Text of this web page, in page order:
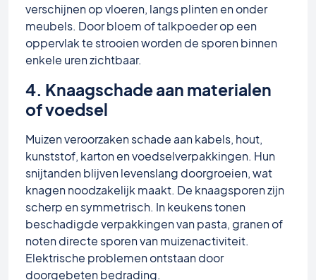
verschijnen op vloeren, langs plinten en onder
meubels. Door bloem of talkpoeder op een
oppervlak te strooien worden de sporen binnen
enkele uren zichtbaar.
4. Knaagschade aan materialen
of voedsel
Muizen veroorzaken schade aan kabels, hout,
kunststof, karton en voedselverpakkingen. Hun
snijtanden blijven levenslang doorgroeien, wat
knagen noodzakelijk maakt. De knaagsporen zijn
scherp en symmetrisch. In keukens tonen
beschadigde verpakkingen van pasta, granen of
noten directe sporen van muizenactiviteit.
Elektrische problemen ontstaan door
doorgebeten bedrading.